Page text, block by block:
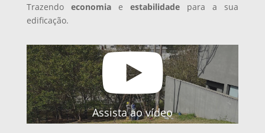

Assista ao vídeo
Trazendo economiaeestabilidade para a sua
edificação.